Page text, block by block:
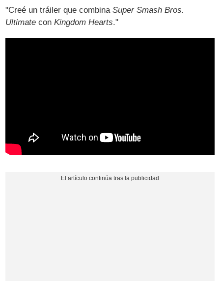
"Creé un tráiler que combinaSuper Smash Bros.
Ultimate conKingdom Hearts."